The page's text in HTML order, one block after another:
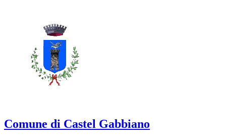
Comune di Castel Gabbiano